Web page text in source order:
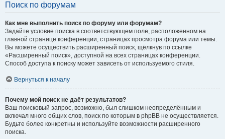
Поиск по форумам
Как мне выполнить поиск по форуму или форумам?
Задайте условие поиска в соответствующем поле, расположенном на
главной странице конференции, страницах просмотра форума или темы.
Вы можете осуществить расширенный поиск, щёлкнув по ссылке
«Расширенный поиск», доступной на всех страницах конференции.
Способ доступа к поиску может зависеть от используемого стиля.
Вернуться к началу
Почему мой поиск не даёт результатов?
Ваш поисковый запрос, возможно, был слишком неопределённым и
включал много общих слов, поиск по которым в phpBB не осуществляется.
Будьте более конкретны и используйте возможности расширенного
поиска.